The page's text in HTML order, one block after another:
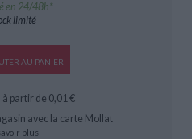
en 24/48h*
limité
AU PANIER
partir de 0,01 €
avec la carte Mollat
plus